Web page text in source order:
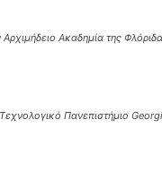
Ακαδημία της
Πανεπιστήμιο